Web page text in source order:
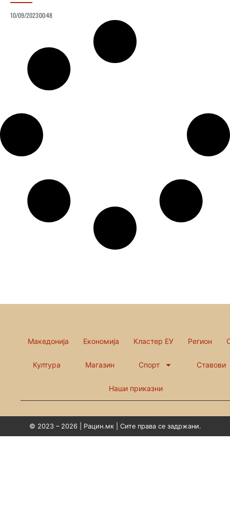
10/09/202300:48
Македонија Економија Кластер ЕУ Регион
Култура Магазин Спорт Ставови
Наши приказни
© 2023 – 2026 | Рацин.мк | Сите права се задржани.